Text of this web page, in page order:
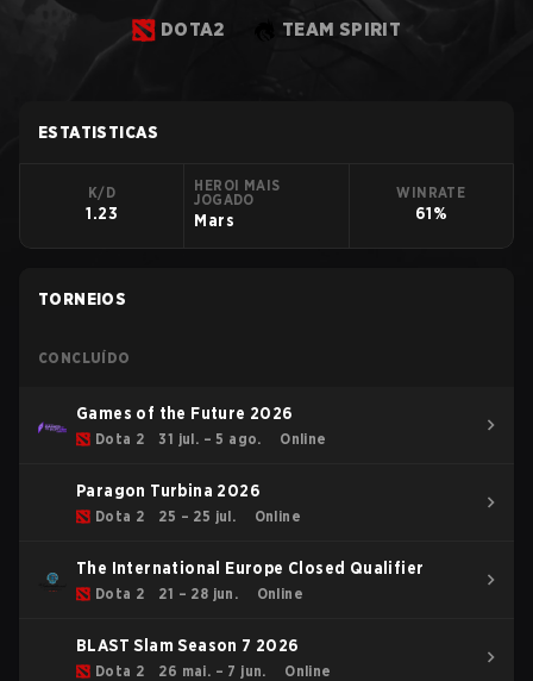
DOTA2 TEAM SPIRIT
ESTATISTICAS
K/D
1.23
HEROI MAIS
JOGADO
Mars
WINRATE
61%
TORNEIOS
CONCLUÍDO
Games of the Future 2026
Dota 2 31 jul. – 5 ago. Online
Paragon Turbina 2026
Dota 2 25 – 25 jul. Online
The International Europe Closed Qualifier
Dota 2 21 – 28 jun. Online
BLAST Slam Season 7 2026
Dota 2 26 mai. – 7 jun. Online